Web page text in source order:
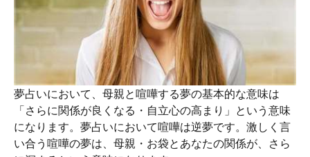
夢占いにおいて、母親と喧嘩する夢の基本的な意味は
「さらに関係が良くなる・自立心の高まり」という意味
になります。夢占いにおいて喧嘩は逆夢です。激しく言
い合う喧嘩の夢は、母親・お袋とあなたの関係が、さら